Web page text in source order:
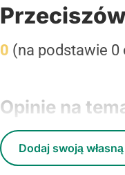
0 (na podstawie 0
Opinie na
Dodaj swoją